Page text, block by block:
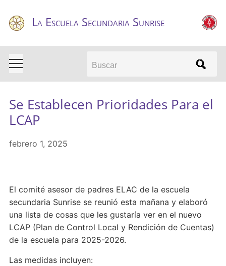
La Escuela Secundaria Sunrise
Buscar
Se Establecen Prioridades Para el
LCAP
febrero 1, 2025
El comité asesor de padres ELAC de la escuela
secundaria Sunrise se reunió esta mañana y elaboró
una lista de cosas que les gustaría ver en el nuevo
LCAP (Plan de Control Local y Rendición de Cuentas)
de la escuela para 2025-2026.
Las medidas incluyen: